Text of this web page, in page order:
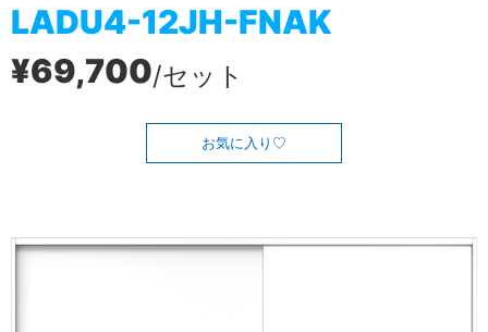
LADU4-12JH-FNAK
¥69,700/セット
お気に入り